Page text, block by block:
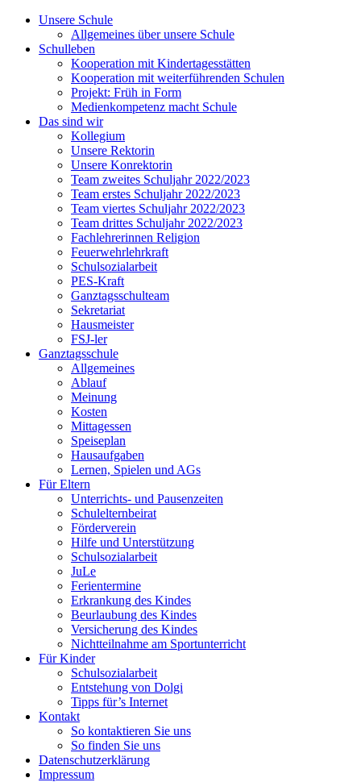
Unsere Schule
Allgemeines über unsere Schule
Schulleben
Kooperation mit Kindertagesstätten
Kooperation mit weiterführenden Schulen
Projekt: Früh in Form
Medienkompetenz macht Schule
Das sind wir
Kollegium
Unsere Rektorin
Unsere Konrektorin
Team zweites Schuljahr 2022/2023
Team erstes Schuljahr 2022/2023
Team viertes Schuljahr 2022/2023
Team drittes Schuljahr 2022/2023
Fachlehrerinnen Religion
Feuerwehrlehrkraft
Schulsozialarbeit
PES-Kraft
Ganztagsschulteam
Sekretariat
Hausmeister
FSJ-ler
Ganztagsschule
Allgemeines
Ablauf
Meinung
Kosten
Mittagessen
Speiseplan
Hausaufgaben
Lernen, Spielen und AGs
Für Eltern
Unterrichts- und Pausenzeiten
Schulelternbeirat
Förderverein
Hilfe und Unterstützung
Schulsozialarbeit
JuLe
Ferientermine
Erkrankung des Kindes
Beurlaubung des Kindes
Versicherung des Kindes
Nichtteilnahme am Sportunterricht
Für Kinder
Schulsozialarbeit
Entstehung von Dolgi
Tipps für’s Internet
Kontakt
So kontaktieren Sie uns
So finden Sie uns
Datenschutzerklärung
Impressum